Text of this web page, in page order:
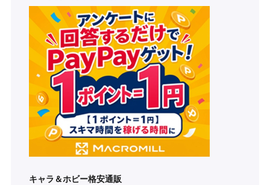
キャラ＆ホビー格安通販